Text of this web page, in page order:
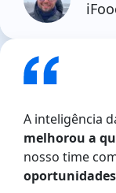
A inteligência
melhorou a
nosso time